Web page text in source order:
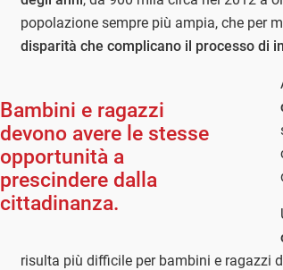
popolazione sempre più ampia, che per
disparità che complicano il processo di
Bambini e ragazzi
devono avere le stesse
opportunità a
prescindere dalla
cittadinanza.
risulta più difficile per bambini e ragazzi